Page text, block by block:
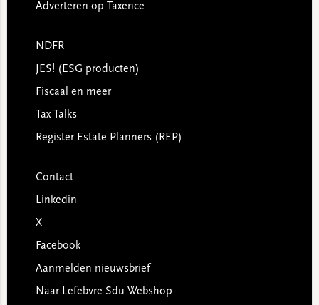
Adverteren op Taxence
NDFR
JES! (ESG producten)
Fiscaal en meer
Tax Talks
Register Estate Planners (REP)
Contact
Linkedin
X
Facebook
Aanmelden nieuwsbrief
Naar Lefebvre Sdu Webshop